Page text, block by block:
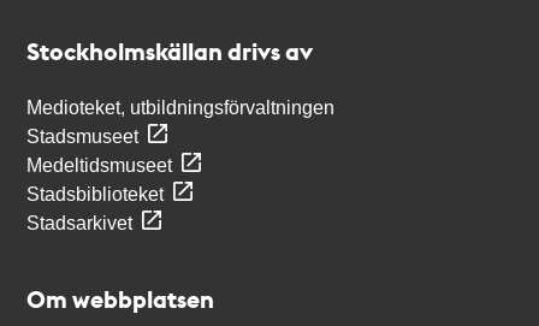
Stockholmskällan drivs av
Medioteket, utbildningsförvaltningen
Stadsmuseet
Medeltidsmuseet
Stadsbiblioteket
Stadsarkivet
Om webbplatsen